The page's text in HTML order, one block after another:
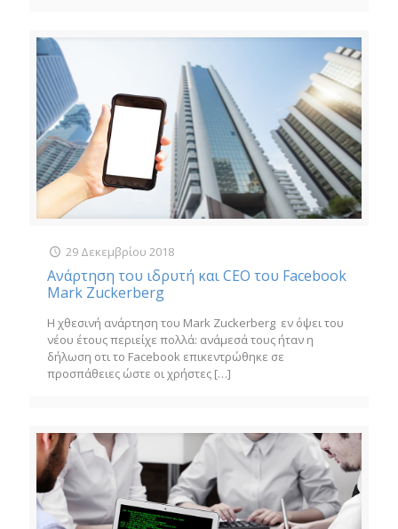
29 Δεκεμβρίου 2018
Ανάρτηση του ιδρυτή και CEO του Facebook
Mark Zuckerberg
Η χθεσινή ανάρτηση του Mark Zuckerberg εν όψει του
νέου έτους περιείχε πολλά: ανάμεσά τους ήταν η
δήλωση οτι το Facebook επικεντρώθηκε σε
προσπάθειες ώστε οι χρήστες […]